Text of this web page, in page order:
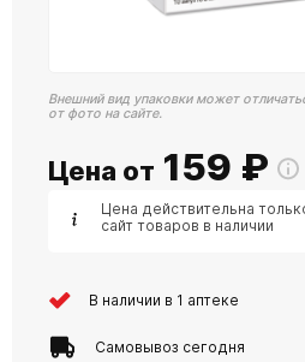
Внешний вид упаковки может
от фото на сайте.
Цена от 159 ₽
Цена действительна
сайт товаров в наличии
В наличии в 1 аптеке
Самовывоз сегодня